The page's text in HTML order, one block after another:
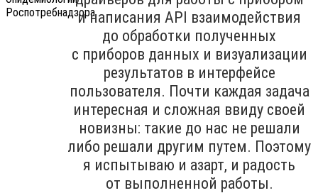
и написания API взаимодействия
до обработки полученных
с приборов данных и визуализации
результатов в интерфейсе
пользователя. Почти каждая задача
интересная и сложная ввиду своей
новизны: такие до нас не решали
либо решали другим путем. Поэтому
я испытываю и азарт, и радость
от выполненной работы.